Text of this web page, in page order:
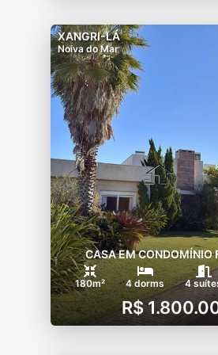
XANGRI-LÁ
Noiva do Mar
CASA EM CONDOMÍNIO
180m² 4 dorms 4
R$